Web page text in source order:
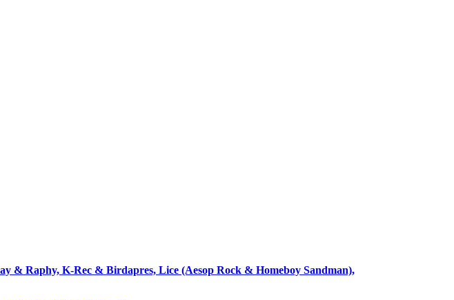
& Raphy, K-Rec & Birdapres, Lice (Aesop Rock & Homeboy Sandman),